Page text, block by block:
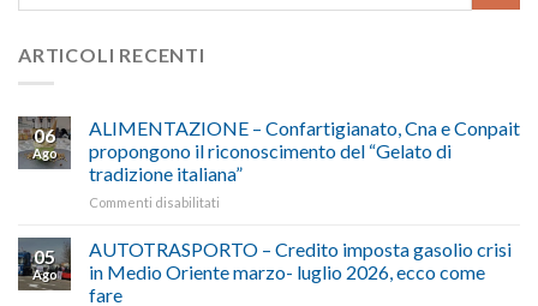
ARTICOLI RECENTI
06
Ago
ALIMENTAZIONE – Confartigianato, Cna e Conpait
propongono il riconoscimento del “Gelato di
tradizione italiana”
Commenti disabilitati
–
Cna
05
Ago
AUTOTRASPORTO – Credito imposta gasolio crisi
in Medio Oriente marzo- luglio 2026, ecco come
fare